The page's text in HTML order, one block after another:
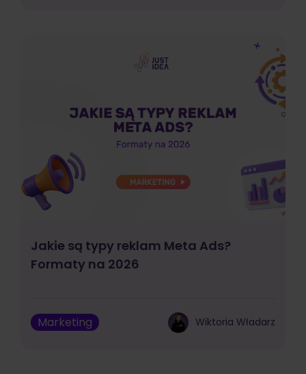
Jakie są typy reklam Meta Ads?
Formaty na 2026
Marketing Wiktoria Władarz